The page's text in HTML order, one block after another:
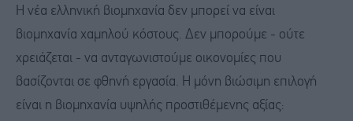
Η νέα ελληνική βιομηχανία δεν μπορεί να είναι
βιομηχανία χαμηλού κόστους. Δεν μπορούμε - ούτε
χρειάζεται - να ανταγωνιστούμε οικονομίες που
βασίζονται σε φθηνή εργασία. Η μόνη βιώσιμη επιλογή
είναι η βιομηχανία υψηλής προστιθέμενης αξίας: